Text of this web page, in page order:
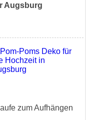
Augsburg
zum Aufhängen